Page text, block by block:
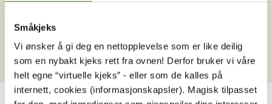
Småkjeks
Vi ønsker å gi deg en nettopplevelse som er like deilig
som en nybakt kjeks rett fra ovnen! Derfor bruker vi våre
helt egne “virtuelle kjeks” - eller som de kalles på
internett, cookies (informasjonskapsler). Magisk tilpasset
Kan man ha julebord i Dyreparken?